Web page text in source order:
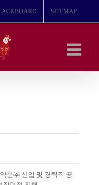
SITEMAP
품㈜ 신입 및 경력직 공